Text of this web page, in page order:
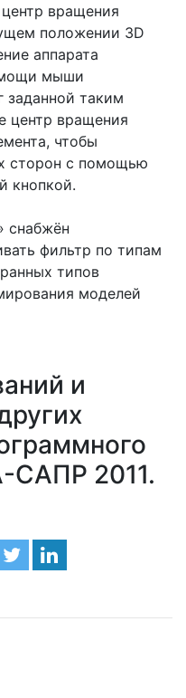
вращения
положении 3D
аппарата
мыши
заданной таким
центр вращения
чтобы
сторон с помощью
кнопкой.
снабжён
фильтр по типам
типов
моделей
и
САПР 2011.